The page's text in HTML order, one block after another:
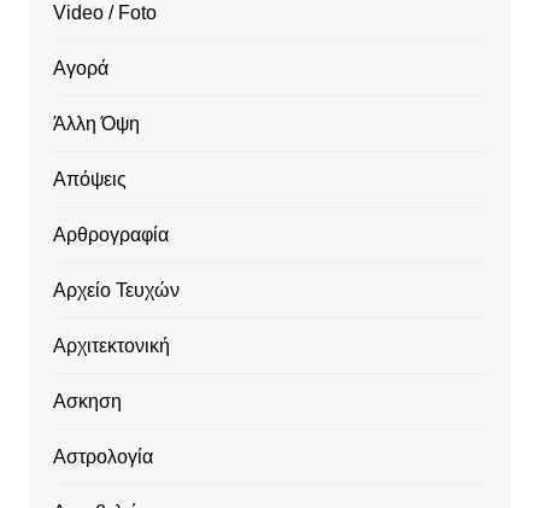
Video / Foto
Αγορά
Άλλη Όψη
Απόψεις
Αρθρογραφία
Αρχείο Τευχών
Αρχιτεκτονική
Ασκηση
Αστρολογία